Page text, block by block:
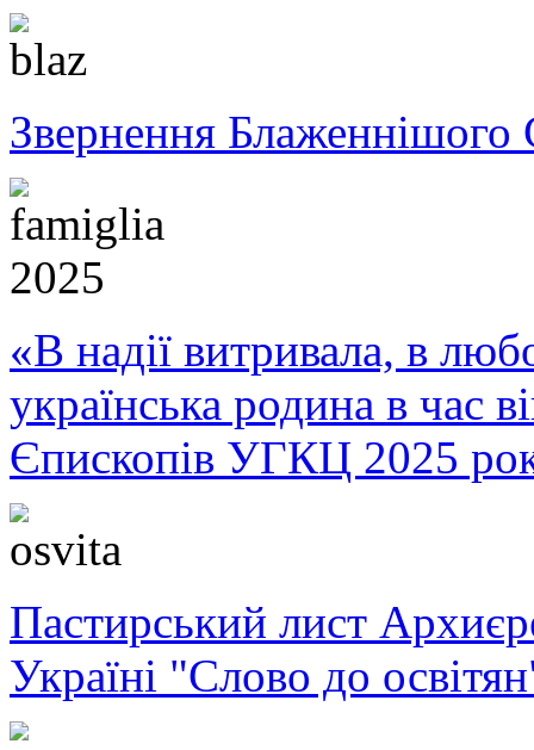
Звернення Блаженнішого
«В надії витривала, в
українська родина в час
Єпископів УГКЦ 2025
Пастирський лист
Україні "Слово до